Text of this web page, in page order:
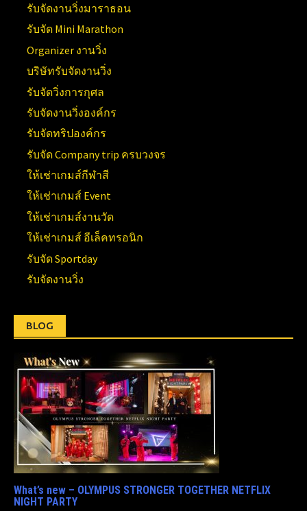
รับจัดงานวิ่งมาราธอน
รับจัด Mini Marathon
Organizer งานวิ่ง
บริษัทรับจัดงานวิ่ง
รับจัดวิ่งการกุศล
รับจัดงานวิ่งองค์กร
รับจัดทริปองค์กร
รับจัด Company trip ครบวงจร
ให้เช่าเกมส์กีฬาสี
ให้เช่าเกมส์ Event
ให้เช่าเกมส์งานวัด
ให้เช่าเกมส์ อีเล็คทรอนิก
รับจัด Sportday
รับจัดงานวิ่ง
BLOG
What’s new – OLYMPUS STRONGER TOGETHER NETFLIX
NIGHT PARTY